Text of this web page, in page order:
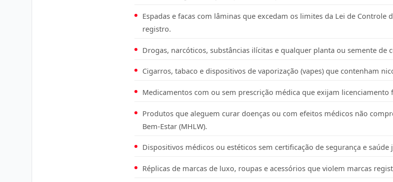
Espadas e facas com lâminas que excedam os limites da Lei de Controle
registro.
Drogas, narcóticos, substâncias ilícitas e qualquer planta ou semente de
Cigarros, tabaco e dispositivos de vaporização (vapes) que contenham
Medicamentos com ou sem prescrição médica que exijam licenciamento
Produtos que aleguem curar doenças ou com efeitos médicos não
Bem-Estar (MHLW).
Dispositivos médicos ou estéticos sem certificação de segurança e saúde
Réplicas de marcas de luxo, roupas e acessórios que violem marcas